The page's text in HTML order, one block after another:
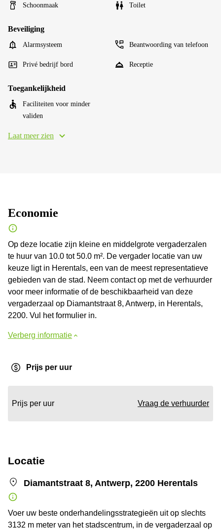
Schoonmaak Toilet
Beveiliging
Alarmsysteem Beantwoording van telefoon
Privé bedrijf bord Receptie
Toegankelijkheid
Faciliteiten voor minder
validen
Laat meer zien
Economie
Op deze locatie zijn kleine en middelgrote vergaderzalen
te huur van 10.0 tot 50.0 m². De vergader locatie van uw
keuze ligt in Herentals, een van de meest representatieve
gebieden van de stad. Neem contact op met de verhuurder
voor meer informatie of de beschikbaarheid van deze
vergaderzaal op Diamantstraat 8, Antwerp, in Herentals,
2200. Vul het formulier in.
Verberg informatie
Prijs per uur
Prijs per uur Vraag de verhuurder
Locatie
Diamantstraat 8, Antwerp, 2200 Herentals
Voer uw beste onderhandelingsstrategieën uit op slechts
3132 m meter van het stadscentrum, in de vergaderzaal op